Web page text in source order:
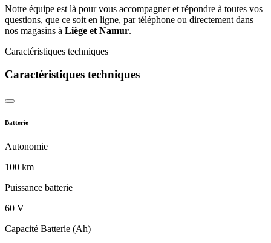
Notre équipe est là pour vous accompagner et répondre à toutes vos
questions, que ce soit en ligne, par téléphone ou directement dans
nos magasins à Liège et Namur.
Caractéristiques techniques
Caractéristiques techniques
Batterie
Autonomie
100 km
Puissance batterie
60 V
Capacité Batterie (Ah)